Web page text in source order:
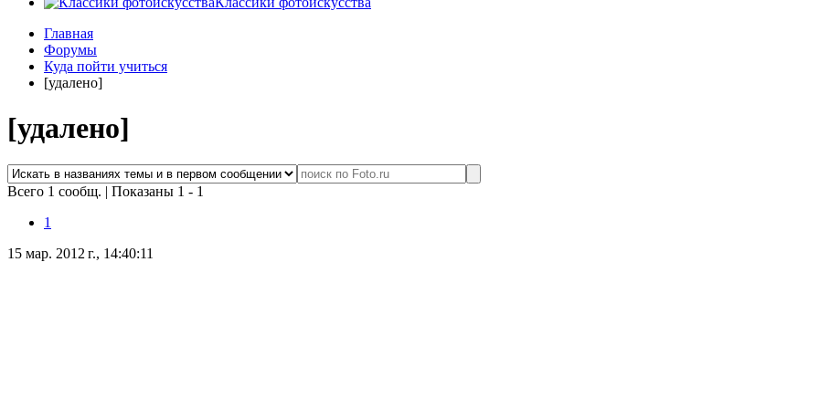
Главная
Форумы
Куда пойти учиться
[удалено]
[удалено]
Всего 1 сообщ. | Показаны 1 - 1
1
15 мар. 2012 г., 14:40:11